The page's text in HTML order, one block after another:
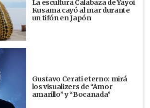
La escultura Calabaza de Yayoi
Kusama cayó al mar durante
un tifón en Japón
Gustavo Cerati eterno: mirá
los visualizers de “Amor
amarillo” y “Bocanada”